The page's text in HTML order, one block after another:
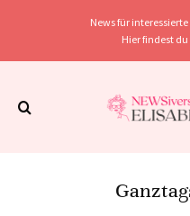
News für
Hier findest